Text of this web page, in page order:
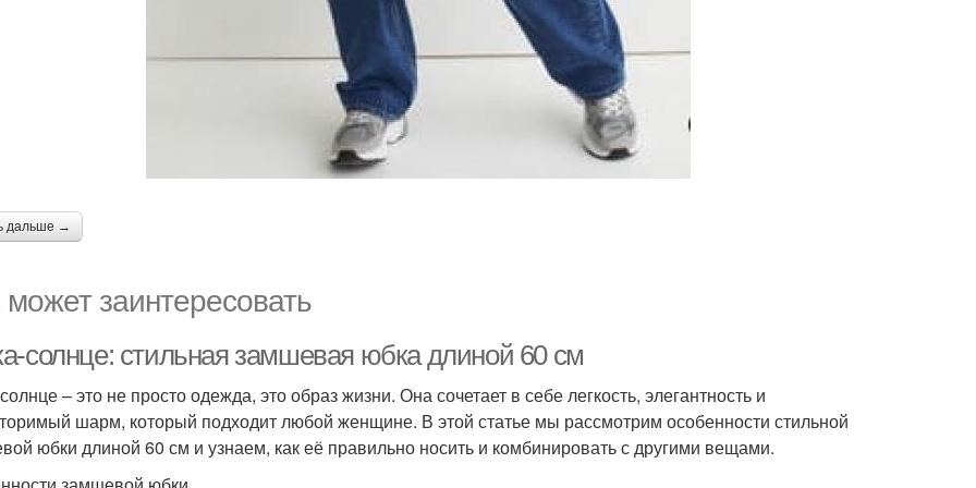
дальше →
заинтересовать
солнце: стильная замшевая юбка длиной 60 см
– это не просто одежда, это образ жизни. Она сочетает в себе легкость, элегантность и
шарм, который подходит любой женщине. В этой статье мы рассмотрим особенности стильной
юбки длиной 60 см и узнаем, как её правильно носить и комбинировать с другими вещами.